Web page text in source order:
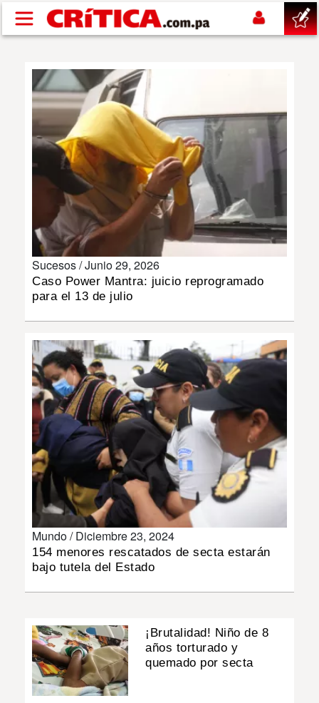
Pasar al contenido principal
SUCESOS
NACIONAL
POLÍTICA
DEPORTES
MUNDO
INSÓLITAS
MULTIMEDIA
IMPRESO
Sucesos /Junio 29, 2026
Caso Power Mantra: juicio reprogramado
para el 13 de julio
Mundo /Diciembre 23, 2024
154 menores rescatados de secta estarán
bajo tutela del Estado
¡Brutalidad! Niño de 8
años torturado y
quemado por secta